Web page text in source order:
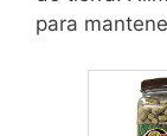
para